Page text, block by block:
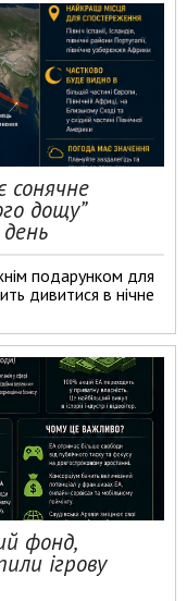
сонячне
дощу”
подарунком для
дивитися в нічне
фонд,
ігрову